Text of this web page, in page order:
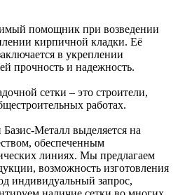
помощник при возведении
кирпичной кладки. Её
в укреплении
прочность и надежность.
сетки – это строители,
работах.
Металл выделяется на
обеспеченным
линиях. Мы предлагаем
возможность изготовления
индивидуальный запрос,